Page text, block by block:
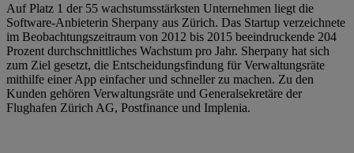
Auf Platz 1 der 55 wachstumsstärksten Unternehmen liegt die
Software-Anbieterin Sherpany aus Zürich. Das Startup verzeichnete
im Beobachtungszeitraum von 2012 bis 2015 beeindruckende 204
Prozent durchschnittliches Wachstum pro Jahr. Sherpany hat sich
zum Ziel gesetzt, die Entscheidungsfindung für Verwaltungsräte
mithilfe einer App einfacher und schneller zu machen. Zu den
Kunden gehören Verwaltungsräte und Generalsekretäre der
Flughafen Zürich AG, Postfinance und Implenia.